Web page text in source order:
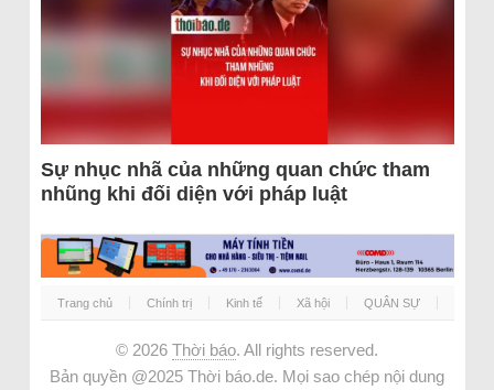
Sự nhục nhã của những quan chức tham
nhũng khi đối diện với pháp luật
Trang chủ Chính trị Kinh tế Xã hội QUÂN SỰ
© 2026 Thời báo. All rights reserved.
Bản quyền @2025 Thời báo.de. Mọi sao chép nội dung